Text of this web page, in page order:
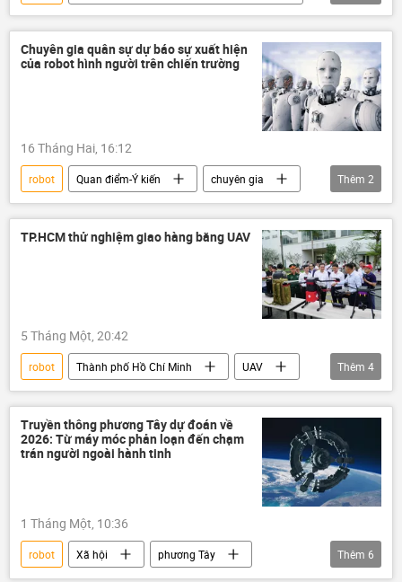
Cuộc khủng hoảng ở Ukraina
Quân đội Ukraina
Ukraina
Video từ Ukraina
Nga
Thế giới
Chuyên gia quân sự dự báo sự xuất hiện
của robot hình người trên chiến trường
16 Tháng Hai, 16:12
robot Quan điểm-Ý kiến
chuyên gia
Quân sự
công nghệ
Thêm 2
TP.HCM thử nghiệm giao hàng bằng UAV
5 Tháng Một, 20:42
robot Thành phố Hồ Chí Minh
UAV
logistics
máy bay không người lái
công nghệ
Việt Nam
Thêm 4
Truyền thông phương Tây dự đoán về
2026: Từ máy móc phản loạn đến chạm
trán người ngoài hành tinh
1 Tháng Một, 10:36
robot Xã hội
phương Tây
Thêm 6